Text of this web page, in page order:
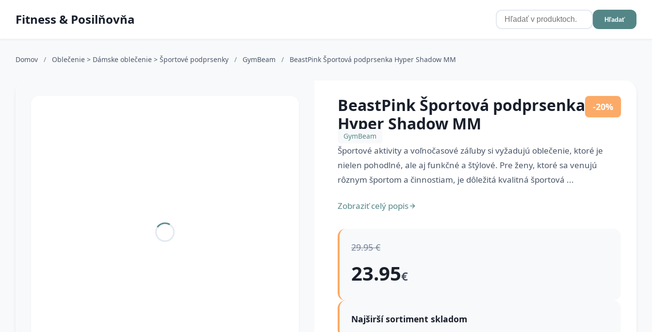
Fitness & Posilňovňa Hľadať
Domov / Oblečenie > Dámske oblečenie > Športové podprsenky / GymBeam / BeastPink Športová podprsenka Hyper Shadow MM
BeastPink Športová podprsenka
Hyper Shadow MM
-20%
GymBeam
Športové aktivity a voľnočasové záľuby si vyžadujú oblečenie, ktoré je
nielen pohodlné, ale aj funkčné a štýlové. Pre ženy, ktoré sa venujú
rôznym športom a činnostiam, je dôležitá kvalitná športová ...
Zobraziť celý popis
29.95 €
23.95€
Najširší sortiment skladom